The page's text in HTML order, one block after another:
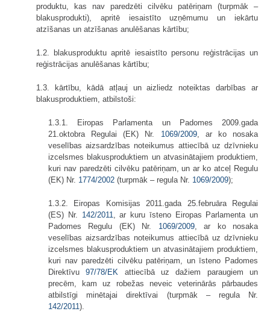
produktu, kas nav paredzēti cilvēku patēriņam (turpmāk –
blakusprodukti), apritē iesaistīto uzņēmumu un iekārtu
atzīšanas un atzīšanas anulēšanas kārtību;
1.2. blakusproduktu apritē iesaistīto personu reģistrācijas un
reģistrācijas anulēšanas kārtību;
1.3. kārtību, kādā atļauj un aizliedz noteiktas darbības ar
blakusproduktiem, atbilstoši:
1.3.1. Eiropas Parlamenta un Padomes 2009.gada
21.oktobra Regulai (EK) Nr. 1069/2009, ar ko nosaka
veselības aizsardzības noteikumus attiecībā uz dzīvnieku
izcelsmes blakusproduktiem un atvasinātajiem produktiem,
kuri nav paredzēti cilvēku patēriņam, un ar ko atceļ Regulu
(EK) Nr. 1774/2002 (turpmāk – regula Nr. 1069/2009);
1.3.2. Eiropas Komisijas 2011.gada 25.februāra Regulai
(ES) Nr. 142/2011
, ar kuru īsteno Eiropas Parlamenta un
Padomes Regulu (EK) Nr. 1069/2009, ar ko nosaka
veselības aizsardzības noteikumus attiecībā uz dzīvnieku
izcelsmes blakusproduktiem un atvasinātajiem produktiem,
kuri nav paredzēti cilvēku patēriņam, un īsteno Padomes
Direktīvu97/78/EK attiecībā uz dažiem paraugiem un
precēm, kam uz robežas neveic veterinārās pārbaudes
atbilstīgi minētajai direktīvai (turpmāk – regula Nr.
142/2011 ).